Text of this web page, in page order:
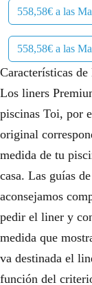
558,58€ a las
558,58€ a las
Características
Los liners
piscinas Toi, por
original
medida de tu
casa. Las guías
aconsejamos
pedir el liner y
medida que
va destinada el
función del